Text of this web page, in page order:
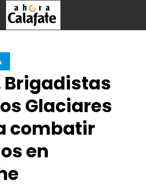
Brigadistas
Glaciares
combatir
en